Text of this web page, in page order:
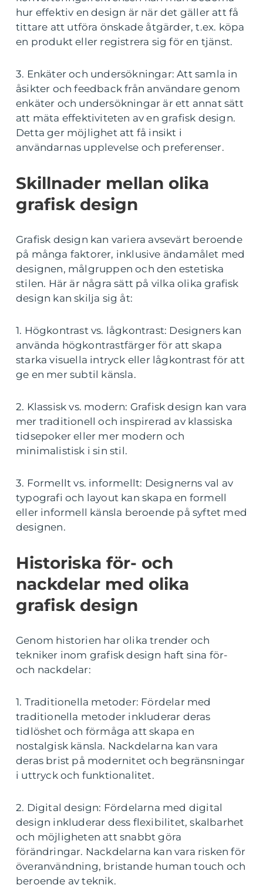
hur effektiv en design är när det gäller att få
tittare att utföra önskade åtgärder, t.ex. köpa
en produkt eller registrera sig för en tjänst.
3. Enkäter och undersökningar: Att samla in
åsikter och feedback från användare genom
enkäter och undersökningar är ett annat sätt
att mäta effektiviteten av en grafisk design.
Detta ger möjlighet att få insikt i
användarnas upplevelse och preferenser.
Skillnader mellan olika
grafisk design
Grafisk design kan variera avsevärt beroende
på många faktorer, inklusive ändamålet med
designen, målgruppen och den estetiska
stilen. Här är några sätt på vilka olika grafisk
design kan skilja sig åt:
1. Högkontrast vs. lågkontrast: Designers kan
använda högkontrastfärger för att skapa
starka visuella intryck eller lågkontrast för att
ge en mer subtil känsla.
2. Klassisk vs. modern: Grafisk design kan vara
mer traditionell och inspirerad av klassiska
tidsepoker eller mer modern och
minimalistisk i sin stil.
3. Formellt vs. informellt: Designerns val av
typografi och layout kan skapa en formell
eller informell känsla beroende på syftet med
designen.
Historiska för- och
nackdelar med olika
grafisk design
Genom historien har olika trender och
tekniker inom grafisk design haft sina för-
och nackdelar:
1. Traditionella metoder: Fördelar med
traditionella metoder inkluderar deras
tidlöshet och förmåga att skapa en
nostalgisk känsla. Nackdelarna kan vara
deras brist på modernitet och begränsningar
i uttryck och funktionalitet.
2. Digital design: Fördelarna med digital
design inkluderar dess flexibilitet, skalbarhet
och möjligheten att snabbt göra
förändringar. Nackdelarna kan vara risken för
överanvändning, bristande human touch och
beroende av teknik.